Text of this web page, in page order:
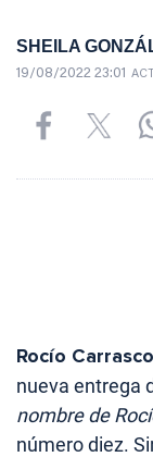
SHEILA
19/08/2022 23:01
Rocío Carrasco
nueva entrega
nombre de
número diez.